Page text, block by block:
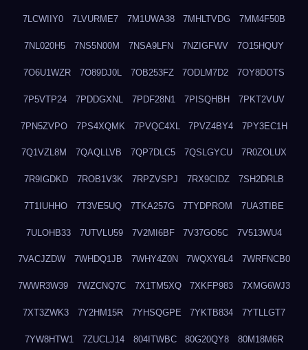
7LCWIIY0 7LVURME7 7M1UWA38 7MHLTVDG 7MM4F50B
7NL020H5 7NS5N00M 7NSA9LFN 7NZIGFWV 7O15HQUY
7O6U1WZR 7O89DJ0L 7OB253FZ 7ODLM7D2 7OY8DOTS
7P5VTP24 7PDDGXNL 7PDF28N1 7PISQHBH 7PKT2VUV
7PN5ZVPO 7PS4XQMK 7PVQC4XL 7PVZ4BY4 7PY3EC1H
7Q1VZL8M 7QAQLLVB 7QP7DLC5 7QSLGYCU 7R0ZOLUX
7R9IGDKD 7ROB1V3K 7RPZVSPJ 7RX9CIDZ 7SH2DRLB
7T1IUHHO 7T3VE5UQ 7TKA257G 7TYDPROM 7UA3TIBE
7ULOHB33 7UTVLU59 7V2MI6BF 7V37GO5C 7V513WU4
7VACJZDW 7WHDQ1JB 7WHY4Z0N 7WQXY6L4 7WRFNCB0
7WWR3W39 7WZCNQ7C 7X1TM5XQ 7XKFP983 7XMG6WJ3
7XT3ZWK3 7Y2HM15R 7YHSQGPE 7YKTB834 7YTLLGT7
7YW8HTW1 7ZUCLJ14 804ITWBC 80G20QY8 80M18M6R